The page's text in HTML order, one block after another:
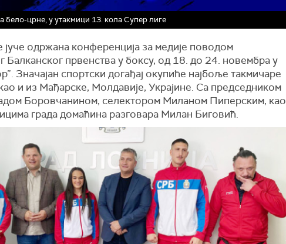
бело-црне, у утакмици 13. кола Супер лиге
јуче одржана конференција за медије поводом
Балканског првенства у боксу, од 18. до 24. новембра у
Значајан спортски догађај окупиће најбоље такмичаре
и из Мађарске, Молдавије, Украјине. Са председником
Боровчанином, селектором Миланом Пиперским, као
града домаћина разговара Милан Биговић.